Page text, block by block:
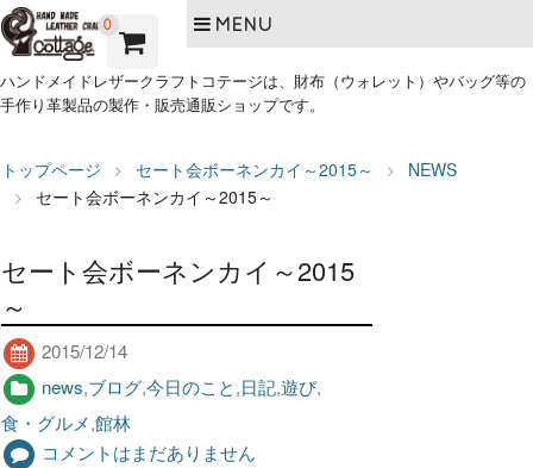
0 MENU
ハンドメイドレザークラフトコテージは、財布（ウォレット）やバッグ等の
手作り革製品の製作・販売通販ショップです。
トップページ セート会ボーネンカイ～2015～
NEWS
セート会ボーネンカイ～2015～
セート会ボーネンカイ～2015
～
2015/12/14
news,ブログ,今日のこと,日記,遊び,
食・グルメ,館林
コメントはまだありません